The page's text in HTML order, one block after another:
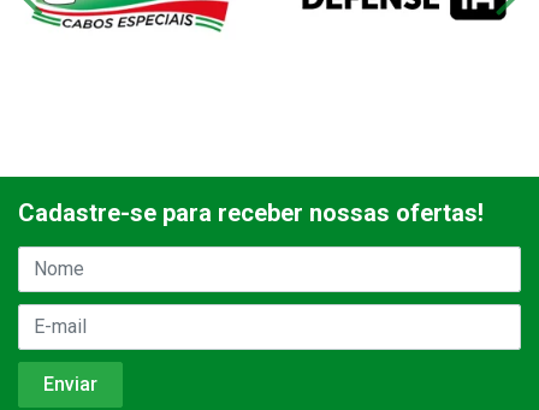
Cadastre-se para receber nossas ofertas!